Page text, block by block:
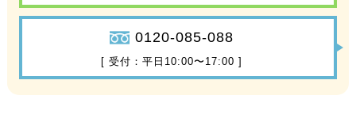
0120-085-088
[ 受付：平日10:00〜17:00 ]